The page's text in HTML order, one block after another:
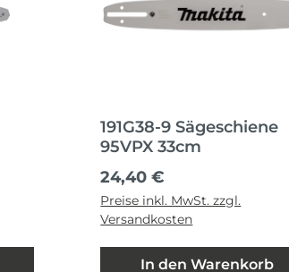
191G38-9 Sägeschiene
95VPX 33cm
Regulärer Preis:
24,40 €
Preise inkl. MwSt. zzgl.
Versandkosten
In den Warenkorb